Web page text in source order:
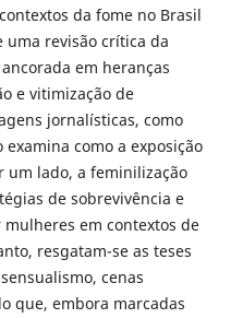
da fome no Brasil
uma revisão crítica da
em heranças
e vitimização de
jornalísticas, como
como a exposição
um lado, a feminilização
de sobrevivência e
em contextos de
resgatam-se as teses
cenas
que, embora marcadas